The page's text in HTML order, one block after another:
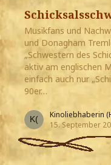
Musikfans und
und Donagham
„Schwestern des
aktiv am englischen
einfach auch nur
90er…
Kinoliebhaberin
15. September